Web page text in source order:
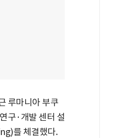
루마니아 부쿠
구·개발 센터 설
를 체결했다.